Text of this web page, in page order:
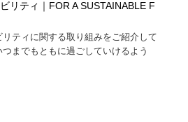
リティ｜FOR A SUSTAINABLE F
ティに関する取り組みをご紹介して
までもともに過ごしていけるよう